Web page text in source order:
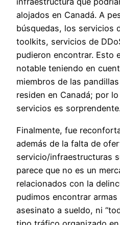
alojados en Canadá. A
búsquedas, los servicios
toolkits, servicios de
pudieron encontrar. Esto
notable teniendo en
miembros de las
residen en Canadá; por
servicios es
Finalmente, fue
además de la falta de
servicio/infraestructuras
parece que no es un
relacionados con la
pudimos encontrar
asesinato a sueldo, ni